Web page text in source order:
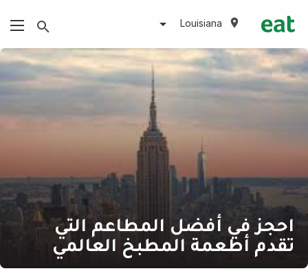
Louisiana
احجز في أفضل المطاعم التي
تقدم أطعمة المطبخ العالمي